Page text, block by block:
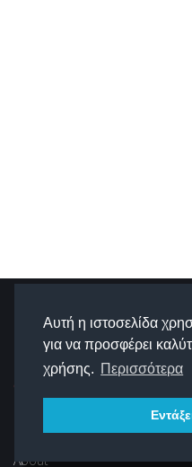
Αυτή η ιστοσελίδα
για να προσφέρει
χρήσης. Περισσότερα
SCHOOLIGANS
SCHOOLWAVE
ΠΛΟΉΓΗΣΗ
About